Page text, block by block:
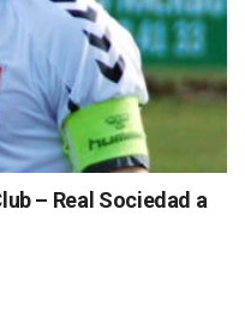
– Real Sociedad a